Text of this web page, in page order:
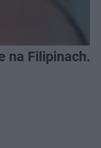
Filipinach.